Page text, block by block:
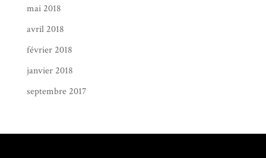
mai 2018
avril 2018
février 2018
janvier 2018
septembre 2017